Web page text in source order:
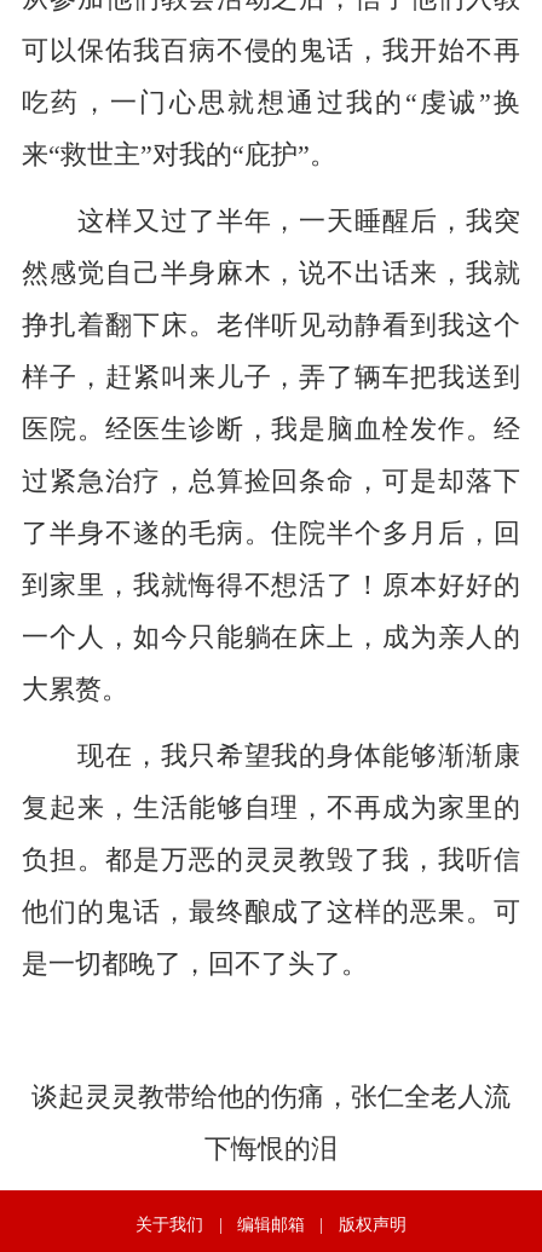
可以保佑我百病不侵的鬼话，我开始不再
吃药，一门心思就想通过我的“虔诚”换
来“救世主”对我的“庇护”。
这样又过了半年，一天睡醒后，我突
然感觉自己半身麻木，说不出话来，我就
挣扎着翻下床。老伴听见动静看到我这个
样子，赶紧叫来儿子，弄了辆车把我送到
医院。经医生诊断，我是脑血栓发作。经
过紧急治疗，总算捡回条命，可是却落下
了半身不遂的毛病。住院半个多月后，回
到家里，我就悔得不想活了！原本好好的
一个人，如今只能躺在床上，成为亲人的
大累赘。
现在，我只希望我的身体能够渐渐康
复起来，生活能够自理，不再成为家里的
负担。都是万恶的灵灵教毁了我，我听信
他们的鬼话，最终酿成了这样的恶果。可
是一切都晚了，回不了头了。
谈起灵灵教带给他的伤痛，张仁全老人流
下悔恨的泪
关于我们 | 编辑邮箱 | 版权声明